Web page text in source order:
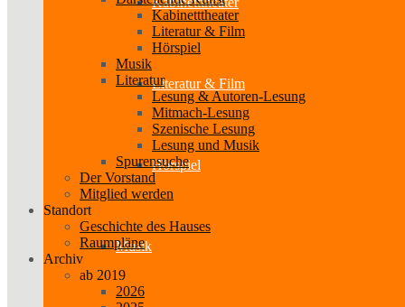
Literatur & Film
Hörspiel
Musik
Kabinetttheater
Literatur & Film
Hörspiel
Musik
Literatur
Lesung & Autoren-Lesung
Mitmach-Lesung
Szenische Lesung
Lesung und Musik
Spurensuche
Der Vorstand
Mitglied werden
Standort
Geschichte des Hauses
Raumpläne
Archiv
ab 2019
2026